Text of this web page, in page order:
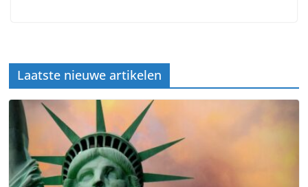
Laatste nieuwe artikelen